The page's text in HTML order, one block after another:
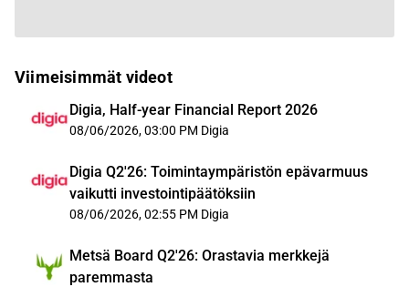
Viimeisimmät videot
Digia, Half-year Financial Report 2026
08/06/2026, 03:00 PM Digia
Digia Q2'26: Toimintaympäristön epävarmuus
vaikutti investointipäätöksiin
08/06/2026, 02:55 PM Digia
Metsä Board Q2'26: Orastavia merkkejä
paremmasta